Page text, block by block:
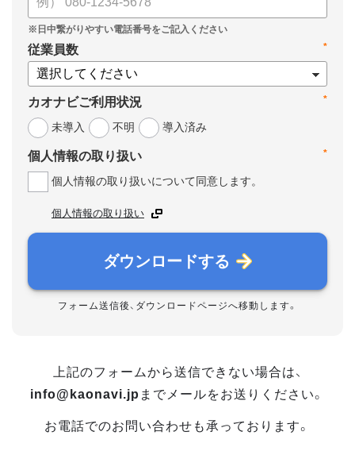
*
従業員数
*
カオナビご利用状況
未導入
不明 導入済み
*
個人情報の取り扱い
個人情報の取り扱いについて同意します。
個人情報の取り扱い
ダウンロードする
フォーム送信後、ダウンロードページへ移動します。
上記のフォームから送信できない場合は、
info@kaonavi.jp までメールをお送りください。
お電話でのお問い合わせも承っております。